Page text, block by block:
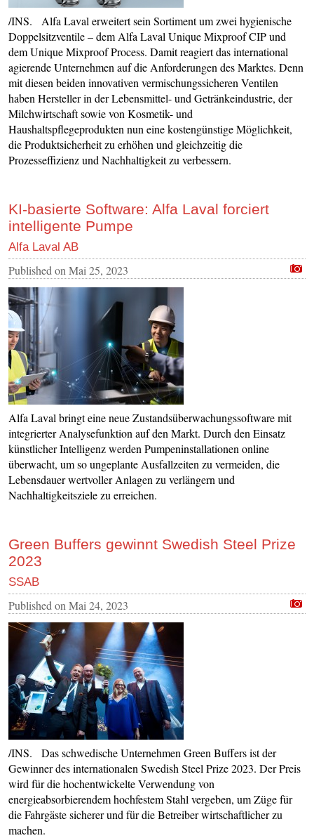
/INS. Alfa Laval erweitert sein Sortiment um zwei hygienische
Doppelsitzventile – dem Alfa Laval Unique Mixproof CIP und
dem Unique Mixproof Process. Damit reagiert das international
agierende Unternehmen auf die Anforderungen des Marktes. Denn
mit diesen beiden innovativen vermischungssicheren Ventilen
haben Hersteller in der Lebensmittel- und Getränkeindustrie, der
Milchwirtschaft sowie von Kosmetik- und
Haushaltspflegeprodukten nun eine kostengünstige Möglichkeit,
die Produktsicherheit zu erhöhen und gleichzeitig die
Prozesseffizienz und Nachhaltigkeit zu verbessern.
KI-basierte Software: Alfa Laval forciert
intelligente Pumpe
Alfa Laval AB
Published on Mai 25, 2023
Alfa Laval bringt eine neue Zustandsüberwachungssoftware mit
integrierter Analysefunktion auf den Markt. Durch den Einsatz
künstlicher Intelligenz werden Pumpeninstallationen online
überwacht, um so ungeplante Ausfallzeiten zu vermeiden, die
Lebensdauer wertvoller Anlagen zu verlängern und
Nachhaltigkeitsziele zu erreichen.
Green Buffers gewinnt Swedish Steel Prize
2023
SSAB
Published on Mai 24, 2023
/INS. Das schwedische Unternehmen Green Buffers ist der
Gewinner des internationalen Swedish Steel Prize 2023. Der Preis
wird für die hochentwickelte Verwendung von
energieabsorbierendem hochfestem Stahl vergeben, um Züge für
die Fahrgäste sicherer und für die Betreiber wirtschaftlicher zu
machen.